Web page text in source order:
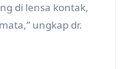
di lensa kontak,
ungkap dr.